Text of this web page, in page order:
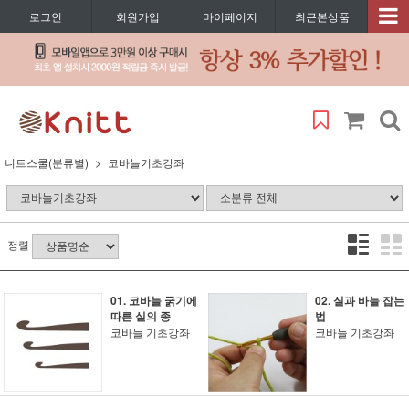
로그인 회원가입 마이페이지 최근본상품
니트스쿨(분류별) 코바늘기초강좌
정렬
01. 코바늘 굵기에
따른 실의 종
코바늘 기초강좌
02. 실과 바늘 잡는
법
코바늘 기초강좌